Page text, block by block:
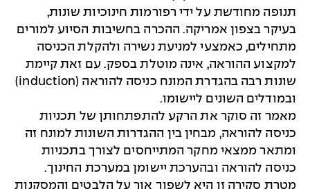
תנופה מחודשת על ידי רפורמות חינוכיות שונות,
בעיקר בצפון אמריקה. ההכרה בחשיבות הסיוע למורים
מתחילים, כאמצעי למניעת נשירה ולהקלת הכניסה
למקצוע ההוראה, אינה מוטלת בספק. עם זאת קיימת
שונות רבה בהגדרת המונח כניסה להוראה (induction)
ובמודלים השונים ליישומו.
מאמר זה סוקר את הרקע להתפתחותן של תכניות
כניסה להוראה, מבחין בין ההגדרות השונות למונח זה
ומתאר ממצאי מחקר המתייחסים לצורך בתכניות
כניסה להוראה ובהערכת יישומן במערכת החינוך.
מטרת סקירה זו היא לשפוך אור על הלבטים והמסקנות